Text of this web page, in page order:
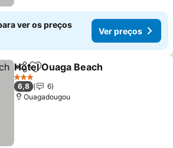
ver os preços
Ver preços
PartilharAdicionar aos favoritos
Hotel Ouaga Beach
3 Estrelas
6,8
6
Ouagadougou